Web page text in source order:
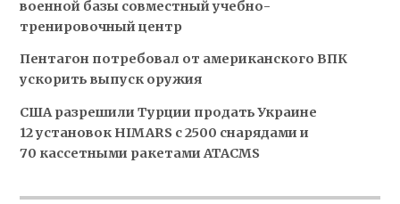
военной базы совместный учебно-
тренировочный центр
Пентагон потребовал от американского ВПК
ускорить выпуск оружия
США разрешили Турции продать Украине
12 установок HIMARS с 2500 снарядами и
70 кассетными ракетами ATACMS